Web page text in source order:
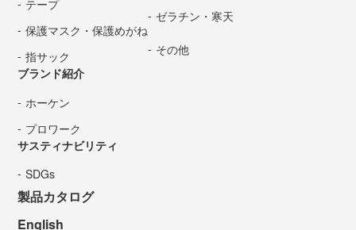
テープ
保護マスク・保護めがね
指サック
ゼラチン・寒天
その他
ブランド紹介
ホーケン
プロワーク
サスティナビリティ
SDGs
製品カタログ
English